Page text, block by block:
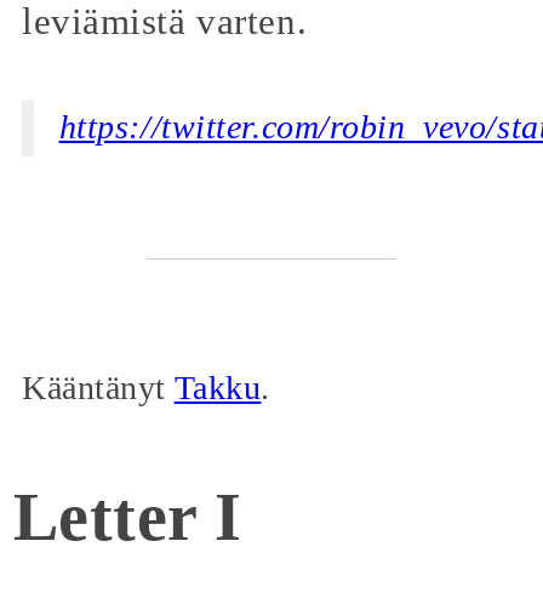
leviämistä varten.
https://twitter.com/robin_vevo/
Kääntänyt Takku.
Letter I